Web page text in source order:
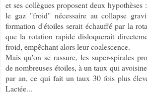
et ses collègues proposent deux hypothèses
le gaz "froid" nécessaire au collapse
formation d'étoiles serait échauffé par la
que la rotation rapide disloquerait
froid, empêchant alors leur coalescence.
Mais qu'on se rassure, les super-spirales
de nombreuses étoiles, à un taux qui
par an, ce qui fait un taux 30 fois plus
Lactée...